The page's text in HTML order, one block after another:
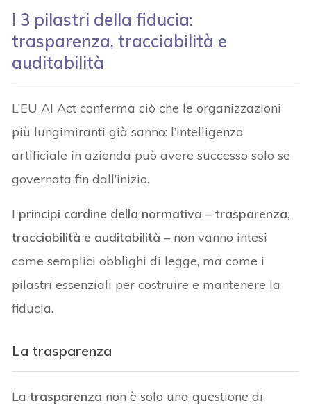
I 3 pilastri della fiducia:
trasparenza, tracciabilità e
auditabilità
L’EU AI Act conferma ciò che le organizzazioni
più lungimiranti già sanno: l’intelligenza
artificiale in azienda può avere successo solo se
governata fin dall’inizio.
I principi cardine della normativa – trasparenza,
tracciabilità e auditabilità – non vanno intesi
come semplici obblighi di legge, ma come i
pilastri essenziali per costruire e mantenere la
fiducia.
La trasparenza
Latrasparenza non è solo una questione di